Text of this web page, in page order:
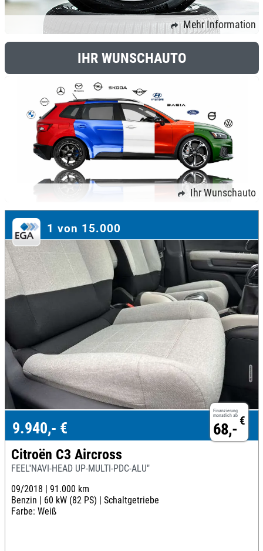
Mehr Information
IHR WUNSCHAUTO
Ihr Wunschauto
1 von 15.000
Finanzierung
monatlich ab €
68,-
9.940,- €
Citroën C3 Aircross
FEEL"NAVI-HEAD UP-MULTI-PDC-ALU"
09/2018 | 91.000 km
Benzin | 60 kW (82 PS) | Schaltgetriebe
Farbe: Weiß